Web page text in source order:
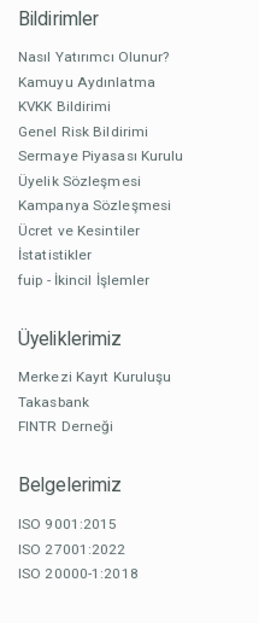
Bildirimler
Nasıl Yatırımcı Olunur?
Kamuyu Aydınlatma
KVKK Bildirimi
Genel Risk Bildirimi
Sermaye Piyasası Kurulu
Üyelik Sözleşmesi
Kampanya Sözleşmesi
Ücret ve Kesintiler
İstatistikler
fuip - İkincil İşlemler
Üyeliklerimiz
Merkezi Kayıt Kuruluşu
Takasbank
FINTR Derneği
Belgelerimiz
ISO 9001:2015
ISO 27001:2022
ISO 20000-1:2018